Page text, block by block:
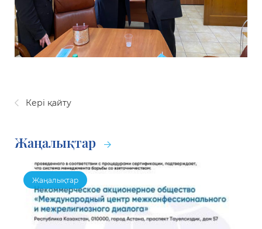
Кері қайту
Жаңалықтар
Жаңалықтар